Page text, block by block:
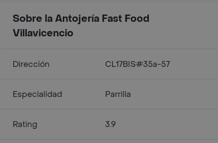
Sobre la Antojería Fast Food
Villavicencio
Dirección CL17BIS#35a-57
Especialidad Parrilla
Rating 3.9